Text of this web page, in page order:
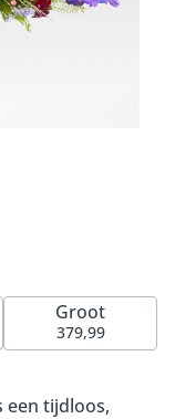
een tijdloos,
Groot
379,99